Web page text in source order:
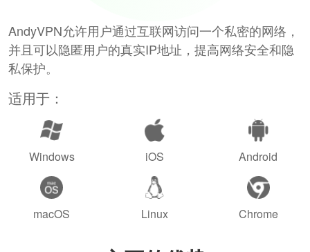
AndyVPN允许用户通过互联网访问一个私密的网络，
并且可以隐匿用户的真实IP地址，提高网络安全和隐
私保护。
适用于：
Windows iOS Android
macOS Linux Chrome